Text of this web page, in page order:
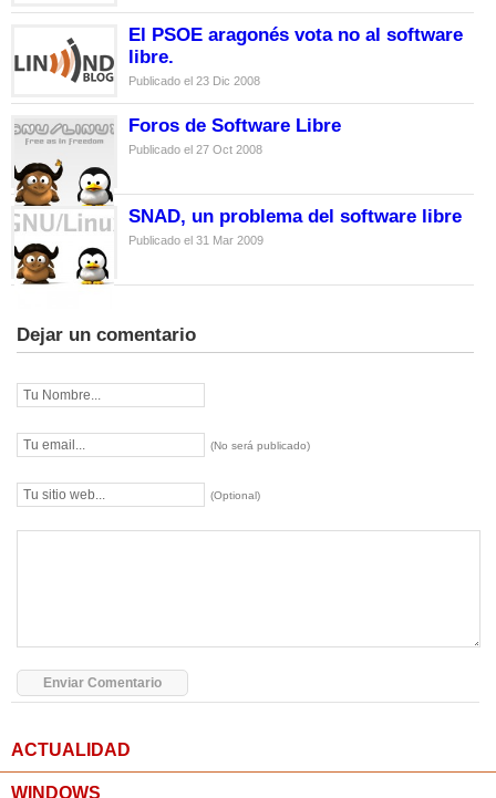
El PSOE aragonés vota no al software
libre.
Publicado el 23 Dic 2008
Foros de Software Libre
Publicado el 27 Oct 2008
SNAD, un problema del software libre
Publicado el 31 Mar 2009
Dejar un comentario
(No será publicado)
(Optional)
ACTUALIDAD
WINDOWS